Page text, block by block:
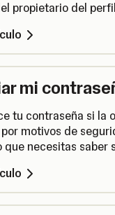
propietario del
mi
tu contraseña si la
motivos de
que necesitas saber